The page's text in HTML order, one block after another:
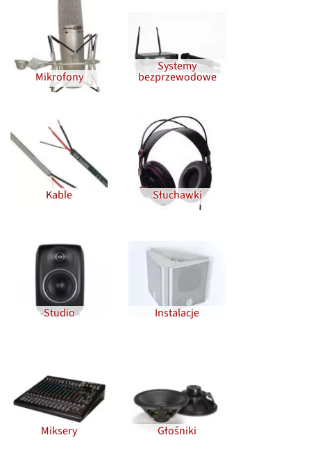
Mikrofony
Systemy
bezprzewodowe
Kable Słuchawki
Studio Instalacje
Miksery Głośniki